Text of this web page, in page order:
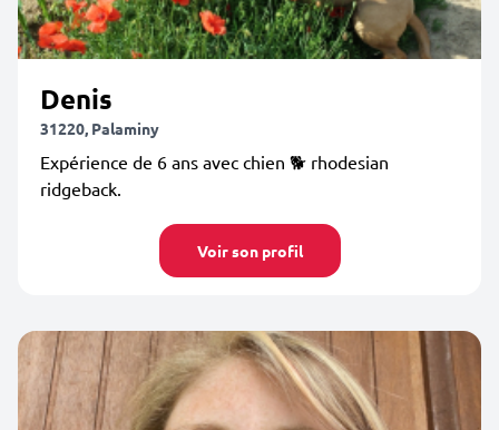
Denis
31220, Palaminy
Expérience de 6 ans avec chien 🐕 rhodesian
ridgeback.
Voir son profil